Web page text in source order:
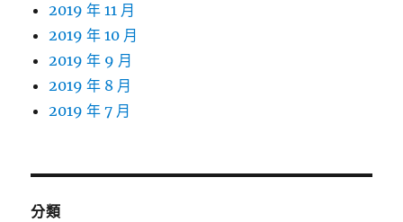
2019 年 11 月
2019 年 10 月
2019 年 9 月
2019 年 8 月
2019 年 7 月
分類